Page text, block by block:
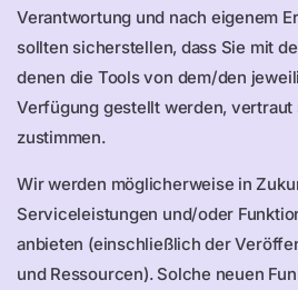
Verantwortung und nach eigenem
sollten sicherstellen, dass Sie mit
denen die Tools von dem/den
Verfügung gestellt werden, vertraut
zustimmen.
Wir werden möglicherweise in
Serviceleistungen und/oder
anbieten (einschließlich der
und Ressourcen). Solche neuen